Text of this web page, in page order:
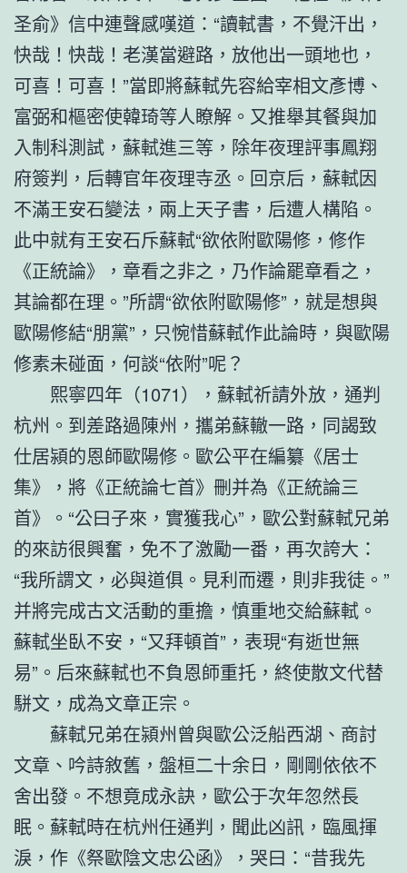
圣俞》信中連聲感嘆道：“讀軾書，不覺汗出，
快哉！快哉！老漢當避路，放他出一頭地也，
可喜！可喜！”當即將蘇軾先容給宰相文彥博、
富弼和樞密使韓琦等人瞭解。又推舉其餐與加
入制科測試，蘇軾進三等，除年夜理評事鳳翔
府簽判，后轉官年夜理寺丞。回京后，蘇軾因
不滿王安石變法，兩上天子書，后遭人構陷。
此中就有王安石斥蘇軾“欲依附歐陽修，修作
《正統論》，章看之非之，乃作論罷章看之，
其論都在理。”所謂“欲依附歐陽修”，就是想與
歐陽修結“朋黨”，只惋惜蘇軾作此論時，與歐陽
修素未碰面，何談“依附”呢？
熙寧四年（1071），蘇軾祈請外放，通判
杭州。到差路過陳州，攜弟蘇轍一路，同謁致
仕居潁的恩師歐陽修。歐公平在編纂《居士
集》，將《正統論七首》刪并為《正統論三
首》。“公曰子來，實獲我心”，歐公對蘇軾兄弟
的來訪很興奮，免不了激勵一番，再次誇大：
“我所謂文，必與道俱。見利而遷，則非我徒。”
并將完成古文活動的重擔，慎重地交給蘇軾。
蘇軾坐臥不安，“又拜頓首”，表現“有逝世無
易”。后來蘇軾也不負恩師重托，終使散文代替
駢文，成為文章正宗。
蘇軾兄弟在潁州曾與歐公泛船西湖、商討
文章、吟詩敘舊，盤桓二十余日，剛剛依依不
舍出發。不想竟成永訣，歐公于次年忽然長
眠。蘇軾時在杭州任通判，聞此凶訊，臨風揮
淚，作《祭歐陰文忠公函》，哭曰：“昔我先